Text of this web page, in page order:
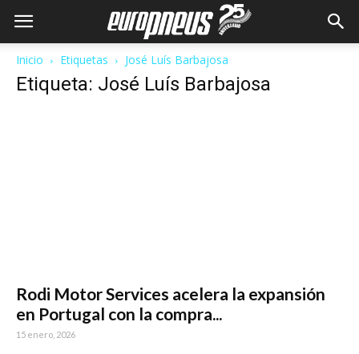
Inicio Etiquetas José Luís Barbajosa
Etiqueta: José Luís Barbajosa
Rodi Motor Services acelera la expansión
en Portugal con la compra...
15 enero, 2026